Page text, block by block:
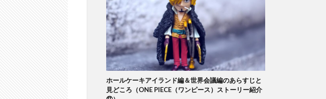
ホールケーキアイランド編＆世界会議編のあらすじと
見どころ（ONE PIECE（ワンピース）ストーリー紹介